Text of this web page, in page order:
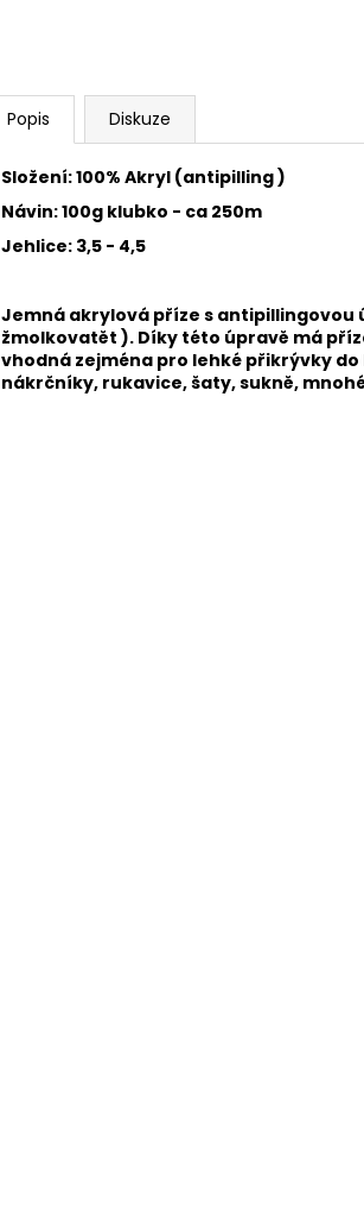
Popis Diskuze
Složení: 100% Akryl (antipilling )
Návin: 100g klubko - ca 250m
Jehlice: 3,5 - 4,5
Jemná akrylová příze s antipillingovou
žmolkovatět ). Díky této úpravě má
vhodná zejména pro lehké přikrývky
nákrčníky, rukavice, šaty, sukně,